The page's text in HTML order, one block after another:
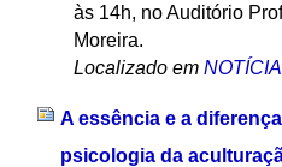
às 14h, no Auditório
Moreira.
Localizado em
A essência e a
psicologia da